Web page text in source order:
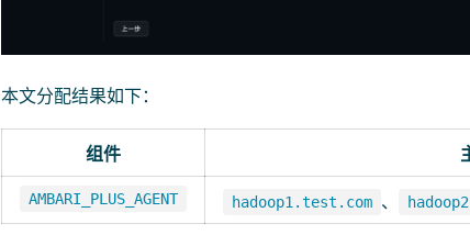
本文分配结果如下：
组件
AMBARI_PLUS_AGENT hadoop1.test.com 、